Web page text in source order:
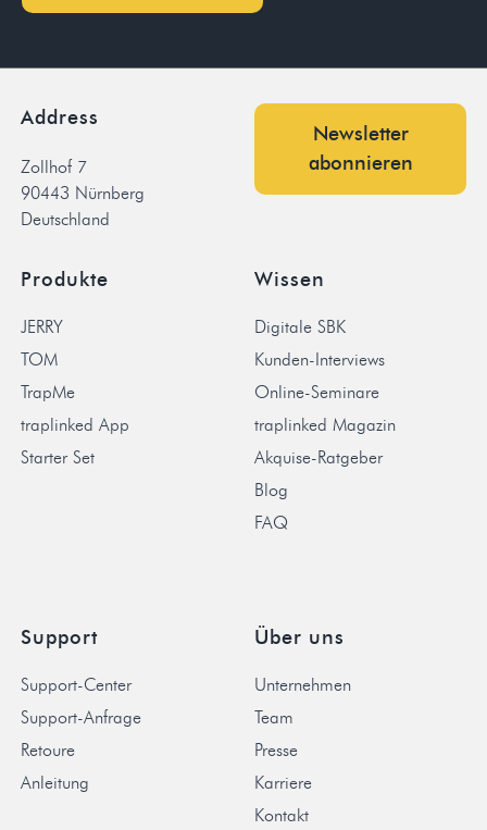
Address
Zollhof 7
90443 Nürnberg
Deutschland
Newsletter
abonnieren
Produkte
JERRY
TOM
TrapMe
traplinked App
Starter Set
Wissen
Digitale SBK
Kunden-Interviews
Online-Seminare
traplinked Magazin
Akquise-Ratgeber
Blog
FAQ
Support
Support-Center
Support-Anfrage
Retoure
Anleitung
Über uns
Unternehmen
Team
Presse
Karriere
Kontakt